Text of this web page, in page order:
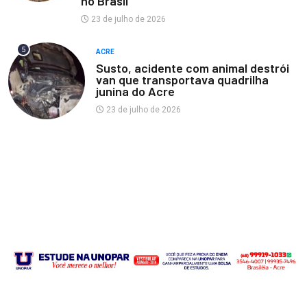
23 de julho de 2026
5 ACRE
Susto, acidente com animal destrói
van que transportava quadrilha
junina do Acre
23 de julho de 2026